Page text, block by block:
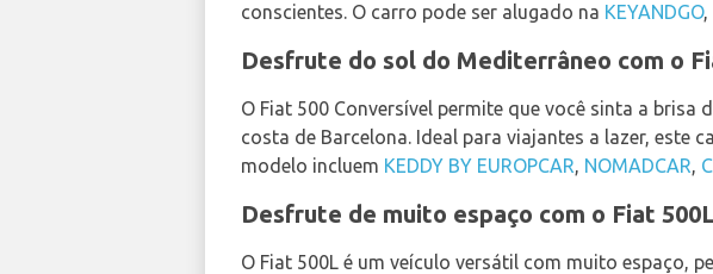
conscientes. O carro pode ser alugado na KEYANDGO,
Desfrute do sol do Mediterrâneo com o
O Fiat 500 Conversível permite que você sinta a
costa de Barcelona. Ideal para viajantes a lazer, este
modelo incluem KEDDY BY EUROPCAR, NOMADCAR,
Desfrute de muito espaço com o Fiat
O Fiat 500L é um veículo versátil com muito espaço,